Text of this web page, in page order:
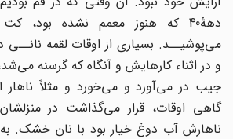
دهۀ40 که هنوز معمم نشده بود، کت
می‌پوشیــد. بسیاری از اوقات لقمه
و در اثناء کارهایش و آنگاه که گرسنه می‌شد،
جیب در می‌آورد و می‌خورد و مثلاً ناهار
گاهی اوقات، قرار می‌گذاشت در منزلشان
ناهارش آب دوغ خیار بود با نان خشک.